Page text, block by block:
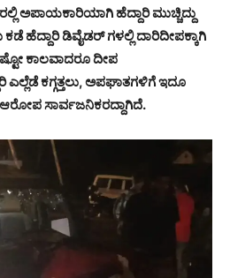
ಅಪಾಯಕಾರಿಯಾಗಿ ಹೆದ್ದಾರಿ ಮುಚ್ಚಿದ್ದು
ಹೆದ್ದಾರಿ ಡಿವೈಡರ್ ಗಳಲ್ಲಿ ದಾರಿದೀಪಕ್ಕಾಗಿ
ಕಾಲವಾದರೂ ದೀಪ
ಕಗ್ಗತ್ತಲು, ಅಪಘಾತಗಳಿಗೆ ಇದೂ
ಆರೋಪ ಸಾರ್ವಜನಿಕರದ್ದಾಗಿದೆ.